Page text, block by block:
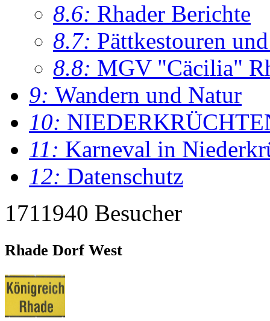
8.6: Rhader Berichte
8.7: Pättkestouren
8.8: MGV "Cäcilia"
9: Wandern und Natur
10:
11: Karneval in
12: Datenschutz
1711940 Besucher
Rhade Dorf West